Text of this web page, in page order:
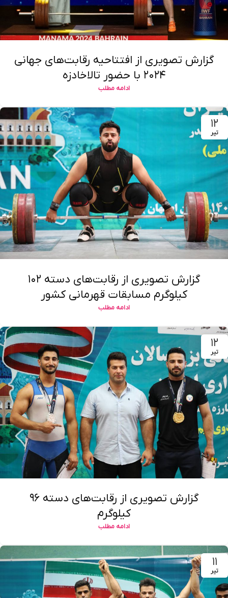
گزارش تصویری از افتتاحیه رقابت‌های جهانی
۲۰۲۴ با حضور تالاخادزه
ادامه مطلب
۱۲
تیر
گزارش تصویری از رقابت‌های دسته ۱۰۲
کیلوگرم مسابقات قهرمانی کشور
ادامه مطلب
۱۲
تیر
گزارش تصویری از رقابت‌های دسته ۹۶
کیلوگرم
ادامه مطلب
۱۱
تیر